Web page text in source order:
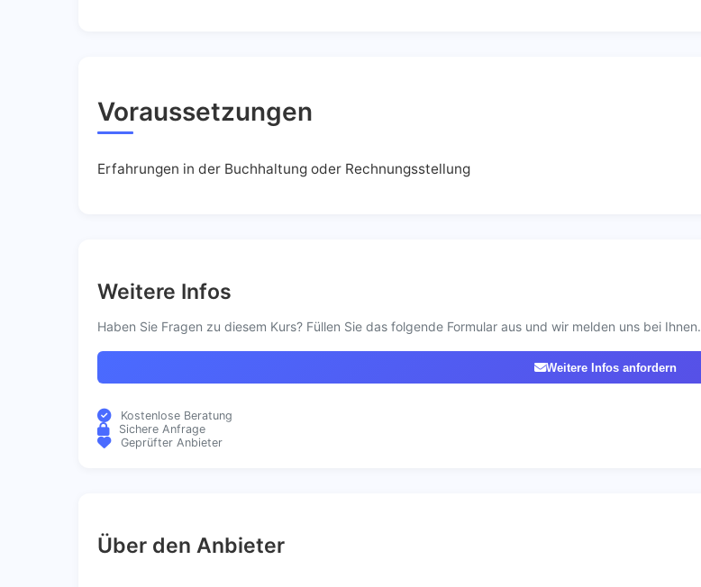
Voraussetzungen
Erfahrungen in der Buchhaltung oder Rechnungsstellung
Weitere Infos
Haben Sie Fragen zu diesem Kurs? Füllen Sie das folgende Formular aus und wir melden uns bei Ihnen.
Weitere Infos anfordern
Kostenlose Beratung
Sichere Anfrage
Geprüfter Anbieter
Über den Anbieter